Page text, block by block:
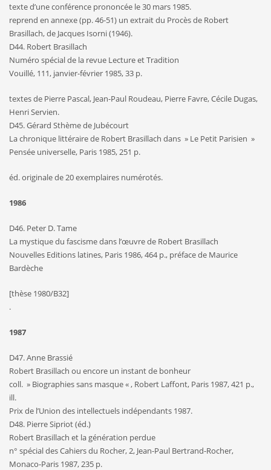
texte d’une conférence prononcée le 30 mars 1985.
reprend en annexe (pp. 46-51) un extrait du Procès de Robert
Brasillach, de Jacques Isorni (1946).
D44. Robert Brasillach
Numéro spécial de la revue Lecture et Tradition
Vouillé, 111, janvier-février 1985, 33 p.
textes de Pierre Pascal, Jean-Paul Roudeau, Pierre Favre, Cécile Dugas,
Henri Servien.
D45. Gérard Sthème de Jubécourt
La chronique littéraire de Robert Brasillach dans » Le Petit Parisien »
Pensée universelle, Paris 1985, 251 p.
éd. originale de 20 exemplaires numérotés.
1986
D46. Peter D. Tame
La mystique du fascisme dans l’œuvre de Robert Brasillach
Nouvelles Editions latines, Paris 1986, 464 p., préface de Maurice
Bardèche
[thèse 1980/B32]
.
1987
D47. Anne Brassié
Robert Brasillach ou encore un instant de bonheur
coll. » Biographies sans masque « , Robert Laffont, Paris 1987, 421 p.,
ill.
Prix de l’Union des intellectuels indépendants 1987.
D48. Pierre Sipriot (éd.)
Robert Brasillach et la génération perdue
n° spécial des Cahiers du Rocher, 2, Jean-Paul Bertrand-Rocher,
Monaco-Paris 1987, 235 p.